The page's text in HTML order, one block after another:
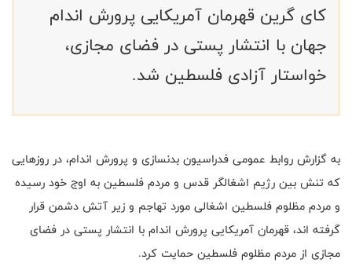
کای گرین قهرمان آمریکایی پرورش اندام
جهان با انتشار پستی در فضای مجازی،
خواستار آزادی فلسطین شد.
به گزارش روابط عمومی فدراسیون بدنسازی و پرورش اندام، در روزهایی
که تنش بین رژیم اشغالگر قدس و مردم فلسطین به اوج خود رسیده
و مردم مظلوم فلسطین اشغالی مورد تهاجم و زیر آتش دشمن قرار
گرفته اند، قهرمان آمریکایی پرورش اندام با انتشار پستی در فضای
مجازی از مردم مظلوم فلسطین حمایت کرد.